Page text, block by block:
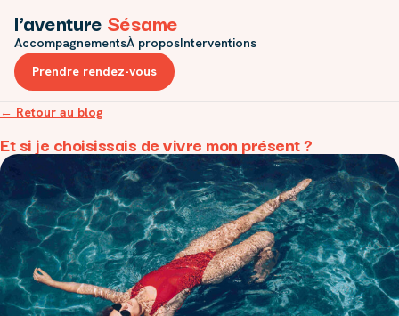
l’aventureSésame
AccompagnementsÀ proposInterventions
Prendre rendez-vous
← Retour au blog
Et si je choisissais de vivre mon présent ?